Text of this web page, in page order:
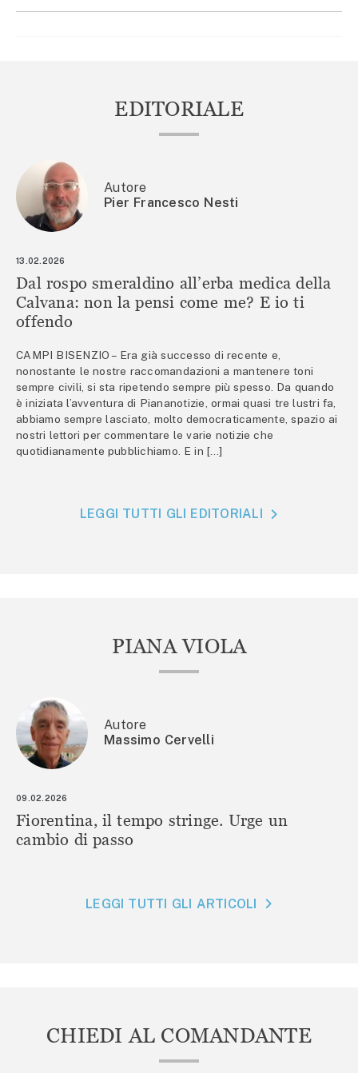
EDITORIALE
Autore
Pier Francesco Nesti
13.02.2026
Dal rospo smeraldino all’erba medica della
Calvana: non la pensi come me? E io ti
offendo
CAMPI BISENZIO – Era già successo di recente e,
nonostante le nostre raccomandazioni a mantenere toni
sempre civili, si sta ripetendo sempre più spesso. Da quando
è iniziata l’avventura di Piananotizie, ormai quasi tre lustri fa,
abbiamo sempre lasciato, molto democraticamente, spazio ai
nostri lettori per commentare le varie notizie che
quotidianamente pubblichiamo. E in […]
LEGGI TUTTI GLI EDITORIALI
PIANA VIOLA
Autore
Massimo Cervelli
09.02.2026
Fiorentina, il tempo stringe. Urge un
cambio di passo
LEGGI TUTTI GLI ARTICOLI
CHIEDI AL COMANDANTE